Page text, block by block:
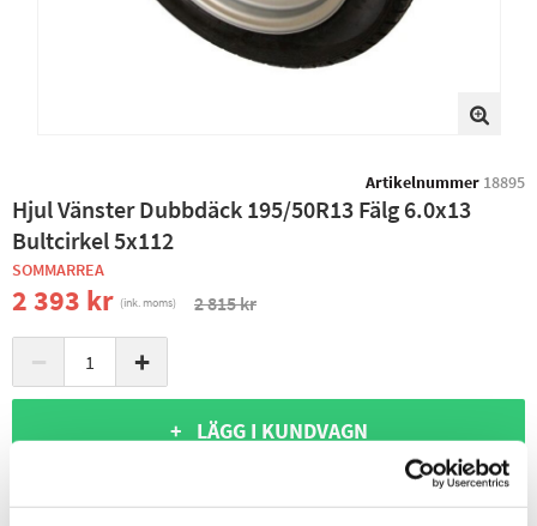
Artikelnummer 18895
Hjul Vänster Dubbdäck 195/50R13 Fälg 6.0x13
Bultcirkel 5x112
SOMMARREA
2 393 kr (ink. moms) 2 815 kr
− +
+ LÄGG I KUNDVAGN